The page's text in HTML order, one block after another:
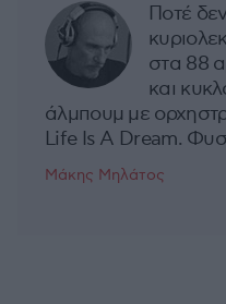
Ποτέ
στα 88
και
άλμπουμ με
Life Is A Dream.
Μάκης Μηλάτος